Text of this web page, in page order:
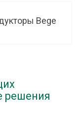
Bege
решения